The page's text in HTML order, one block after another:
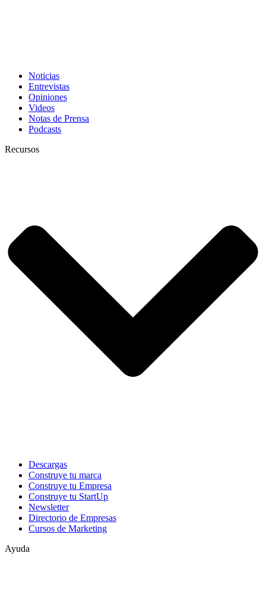
Noticias
Entrevistas
Opiniones
Videos
Notas de Prensa
Podcasts
Recursos
Descargas
Construye tu marca
Construye tu Empresa
Construye tu StartUp
Newsletter
Directorio de Empresas
Cursos de Marketing
Ayuda